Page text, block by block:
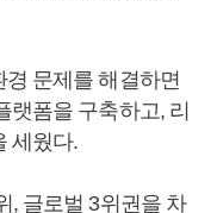
문제를 해결하면
랫폼을 구축하고, 리
세웠다.
, 글로벌 3위권을 차